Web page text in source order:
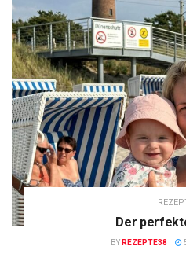
Der
BY REZEPTE38